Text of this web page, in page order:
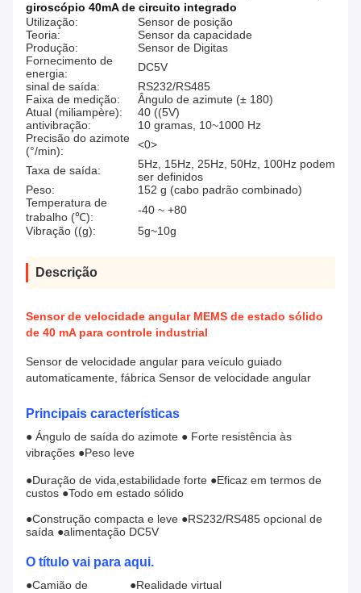
giroscópio 40mA de circuito integrado
Utilização:
Sensor de posição
Teoria:
Sensor da capacidade
Produção:
Sensor de Digitas
Fornecimento de
energia:
DC5V
sinal de saída:
RS232/RS485
Faixa de medição:
Ângulo de azimute (± 180)
Atual (miliampère):
40 ((5V)
antivibração:
10 gramas, 10~1000 Hz
Precisão do azimote
(°/min):
<0>
Taxa de saída:
5Hz, 15Hz, 25Hz, 50Hz, 100Hz podem
ser definidos
Peso:
152 g (cabo padrão combinado)
Temperatura de
trabalho (℃):
-40 ~ +80
Vibração ((g):
5g~10g
Descrição
Sensor de velocidade angular MEMS de estado sólido
de 40 mA para controle industrial
Sensor de velocidade angular para veículo guiado
automaticamente, fábrica Sensor de velocidade angular
Principais características
● Ángulo de saída do azimote ● Forte resistência às
vibrações ●Peso leve
●Duração de vida,estabilidade forte ●Eficaz em termos de
custos ●Todo em estado sólido
●Construção compacta e leve ●RS232/RS485 opcional de
saída ●alimentação DC5V
O título vai para aqui.
●Camião de
●Realidade virtual